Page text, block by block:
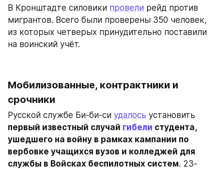
В Кронштадте силовики провели рейд против
мигрантов. Всего были проверены 350 человек,
из которых четверых принудительно поставили
на воинский учёт.
Мобилизованные, контрактники и
срочники
Русской службе Би-би-си удалось
первый известный случай гибели студента,
ушедшего на войну в рамках кампании по
вербовке учащихся вузов и колледжей для
службы в Войсках беспилотных систем. 23-